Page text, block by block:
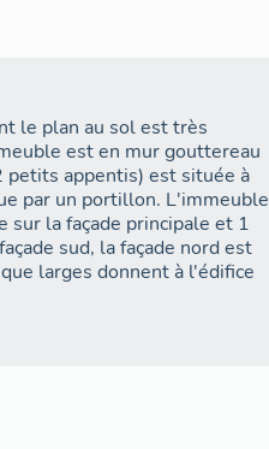
le plan au sol est très
est en mur gouttereau
petits appentis) est située à
par un portillon. L'immeuble
la façade principale et 1
sud, la façade nord est
larges donnent à l'édifice